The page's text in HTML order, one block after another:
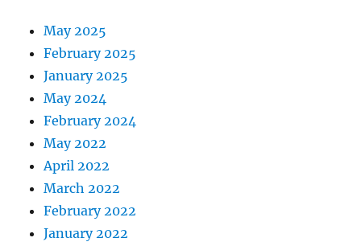
May 2025
February 2025
January 2025
May 2024
February 2024
May 2022
April 2022
March 2022
February 2022
January 2022